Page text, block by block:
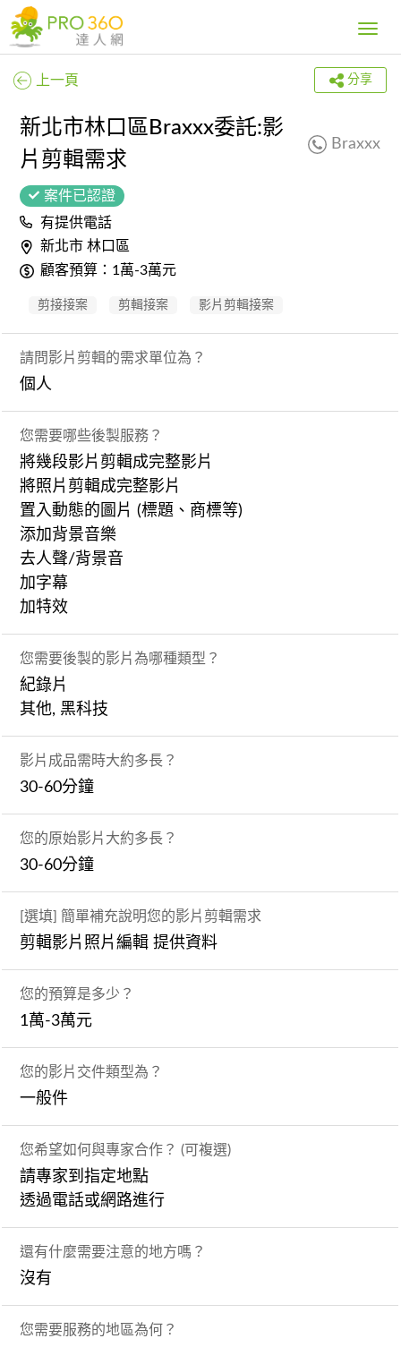
Toggle
上一頁 分享
新北市林口區Braxxx委託:影
片剪輯需求
Braxxx
案件已認證
有提供電話
新北市 林口區
顧客預算：1萬-3萬元
剪接接案 剪輯接案 影片剪輯接案
請問影片剪輯的需求單位為？
個人
您需要哪些後製服務？
將幾段影片剪輯成完整影片
將照片剪輯成完整影片
置入動態的圖片 (標題、商標等)
添加背景音樂
去人聲/背景音
加字幕
加特效
您需要後製的影片為哪種類型？
紀錄片
其他, 黑科技
影片成品需時大約多長？
30-60分鐘
您的原始影片大約多長？
30-60分鐘
[選填] 簡單補充說明您的影片剪輯需求
剪輯影片照片編輯 提供資料
您的預算是多少？
1萬-3萬元
您的影片交件類型為？
一般件
您希望如何與專家合作？ (可複選)
請專家到指定地點
透過電話或網路進行
還有什麼需要注意的地方嗎？
沒有
您需要服務的地區為何？